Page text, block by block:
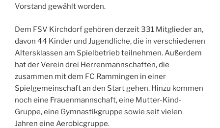
Vorstand gewählt worden.
Dem FSV Kirchdorf gehören derzeit 331 Mitglieder an,
davon 44 Kinder und Jugendliche, die in verschiedenen
Altersklassen am Spielbetrieb teilnehmen. Außerdem
hat der Verein drei Herrenmannschaften, die
zusammen mit dem FC Rammingen in einer
Spielgemeinschaft an den Start gehen. Hinzu kommen
noch eine Frauenmannschaft, eine Mutter-Kind-
Gruppe, eine Gymnastikgruppe sowie seit vielen
Jahren eine Aerobicgruppe.